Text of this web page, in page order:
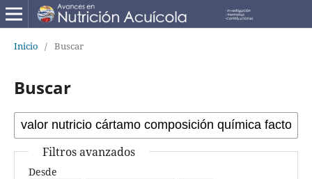
Inicio / Buscar
Buscar
Filtros avanzados
Desde